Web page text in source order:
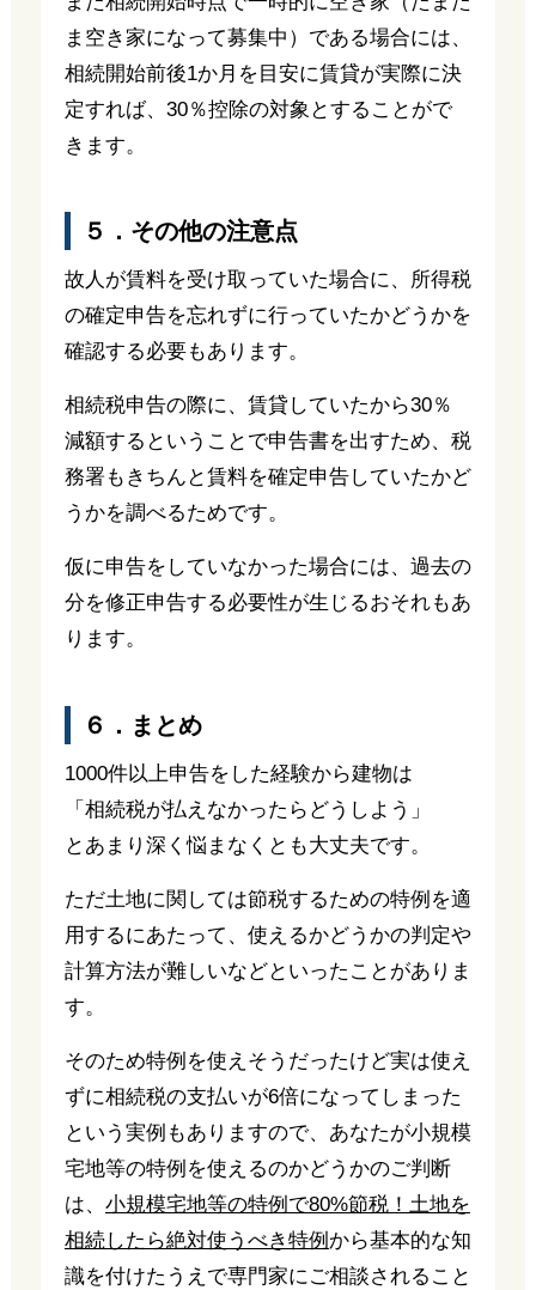
ま空き家になって募集中）である場合には、
相続開始前後1か月を目安に賃貸が実際に決
定すれば、30％控除の対象とすることがで
きます。
５．その他の注意点
故人が賃料を受け取っていた場合に、所得税
の確定申告を忘れずに行っていたかどうかを
確認する必要もあります。
相続税申告の際に、賃貸していたから30％
減額するということで申告書を出すため、税
務署もきちんと賃料を確定申告していたかど
うかを調べるためです。
仮に申告をしていなかった場合には、過去の
分を修正申告する必要性が生じるおそれもあ
ります。
６．まとめ
1000件以上申告をした経験から建物は
「相続税が払えなかったらどうしよう」
とあまり深く悩まなくとも大丈夫です。
ただ土地に関しては節税するための特例を適
用するにあたって、使えるかどうかの判定や
計算方法が難しいなどといったことがありま
す。
そのため特例を使えそうだったけど実は使え
ずに相続税の支払いが6倍になってしまった
という実例もありますので、あなたが小規模
宅地等の特例を使えるのかどうかのご判断
は、 小規模宅地等の特例で80%節税！土地を
相続したら絶対使うべき特例 から基本的な知
識を付けたうえで専門家にご相談されること